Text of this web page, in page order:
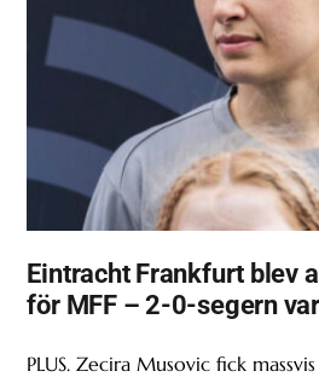
Eintracht Frankfurt blev
för MFF – 2-0-segern
PLUS. Zecira Musovic fick